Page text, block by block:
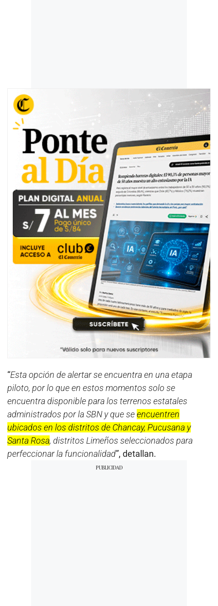
“Esta opción de alertar se encuentra en una etapa
piloto, por lo que en estos momentos solo se
encuentra disponible para los terrenos estatales
administrados por la SBN y que seencuentren
ubicados en los distritos de Chancay, Pucusana y
Santa Rosa, distritos Limeños seleccionados para
perfeccionar la funcionalidad”, detallan.